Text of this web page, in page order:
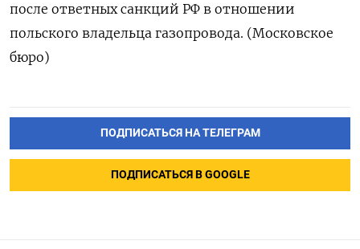
после ответных санкций РФ в отношении
польского владельца газопровода. (Московское
бюро)
ПОДПИСАТЬСЯ НА ТЕЛЕГРАМ
ПОДПИСАТЬСЯ В GOOGLE